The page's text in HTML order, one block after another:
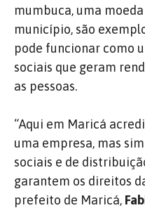
mumbuca, uma
município, são
pode funcionar como
sociais que geram
as pessoas.
“Aqui em Maricá
uma empresa, mas
sociais e de
garantem os direitos
prefeito de Maricá,